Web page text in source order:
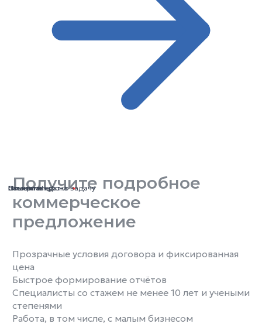
Получите подробное
коммерческое
предложение
Прозрачные условия договора и фиксированная
цена
Быстрое формирование отчётов
Специалисты со стажем не менее 10 лет и учеными
степенями
Работа, в том числе, с малым бизнесом
Ваше имя
Номер телефона
Ваш email
Опишите кратко задачу